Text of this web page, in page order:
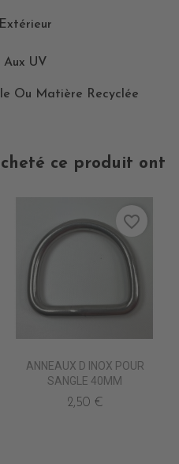
UV
Ou Matière Recyclée
ce produit ont
ANNEAUX D INOX POUR
SANGLE 40MM
2,50 €
favorite_border